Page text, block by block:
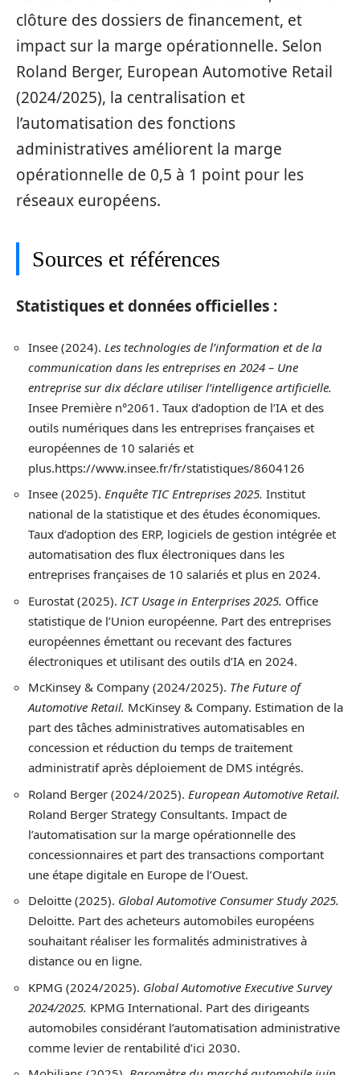
clôture des dossiers de financement, et
impact sur la marge opérationnelle. Selon
Roland Berger, European Automotive Retail
(2024/2025), la centralisation et
l’automatisation des fonctions
administratives améliorent la marge
opérationnelle de 0,5 à 1 point pour les
réseaux européens.
Sources et références
Statistiques et données officielles :
Insee (2024). Les technologies de l’information et de la
communication dans les entreprises en 2024 – Une
entreprise sur dix déclare utiliser l’intelligence artificielle.
Insee Première n°2061. Taux d’adoption de l’IA et des
outils numériques dans les entreprises françaises et
européennes de 10 salariés et
plus.https://www.insee.fr/fr/statistiques/8604126
Insee (2025). Enquête TIC Entreprises 2025. Institut
national de la statistique et des études économiques.
Taux d’adoption des ERP, logiciels de gestion intégrée et
automatisation des flux électroniques dans les
entreprises françaises de 10 salariés et plus en 2024.
Eurostat (2025). ICT Usage in Enterprises 2025. Office
statistique de l’Union européenne. Part des entreprises
européennes émettant ou recevant des factures
électroniques et utilisant des outils d’IA en 2024.
McKinsey & Company (2024/2025). The Future of
Automotive Retail. McKinsey & Company. Estimation de la
part des tâches administratives automatisables en
concession et réduction du temps de traitement
administratif après déploiement de DMS intégrés.
Roland Berger (2024/2025). European Automotive Retail.
Roland Berger Strategy Consultants. Impact de
l’automatisation sur la marge opérationnelle des
concessionnaires et part des transactions comportant
une étape digitale en Europe de l’Ouest.
Deloitte (2025). Global Automotive Consumer Study 2025.
Deloitte. Part des acheteurs automobiles européens
souhaitant réaliser les formalités administratives à
distance ou en ligne.
KPMG (2024/2025). Global Automotive Executive Survey
2024/2025. KPMG International. Part des dirigeants
automobiles considérant l’automatisation administrative
comme levier de rentabilité d’ici 2030.